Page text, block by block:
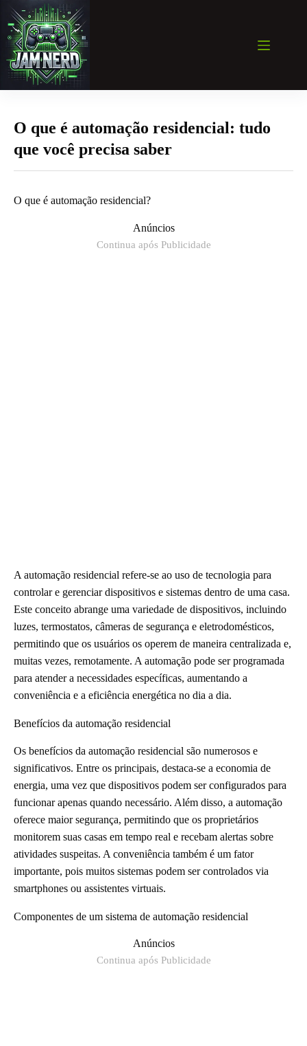
para
conteúdo
O que é automação residencial: tudo
que você precisa saber
O que é automação residencial?
Anúncios
Continua após Publicidade
A automação residencial refere-se ao uso de tecnologia para
controlar e gerenciar dispositivos e sistemas dentro de uma casa.
Este conceito abrange uma variedade de dispositivos, incluindo
luzes, termostatos, câmeras de segurança e eletrodomésticos,
permitindo que os usuários os operem de maneira centralizada e,
muitas vezes, remotamente. A automação pode ser programada
para atender a necessidades específicas, aumentando a
conveniência e a eficiência energética no dia a dia.
Benefícios da automação residencial
Os benefícios da automação residencial são numerosos e
significativos. Entre os principais, destaca-se a economia de
energia, uma vez que dispositivos podem ser configurados para
funcionar apenas quando necessário. Além disso, a automação
oferece maior segurança, permitindo que os proprietários
monitorem suas casas em tempo real e recebam alertas sobre
atividades suspeitas. A conveniência também é um fator
importante, pois muitos sistemas podem ser controlados via
smartphones ou assistentes virtuais.
Componentes de um sistema de automação residencial
Anúncios
Continua após Publicidade